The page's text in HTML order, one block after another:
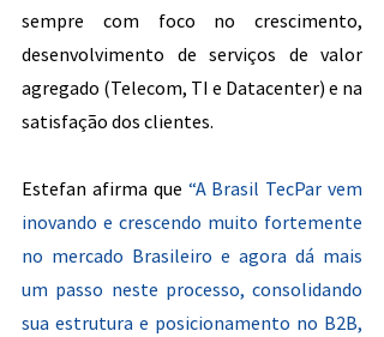
sempre com foco no crescimento,
desenvolvimento de serviços de valor
agregado (Telecom, TI e Datacenter) e na
satisfação dos clientes.
Estefan afirma que “A Brasil TecPar vem
inovando e crescendo muito fortemente
no mercado Brasileiro e agora dá mais
um passo neste processo, consolidando
sua estrutura e posicionamento no B2B,